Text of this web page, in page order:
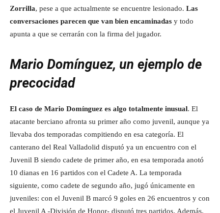
Zorrilla, pese a que actualmente se encuentre lesionado. Las
conversaciones parecen que van bien encaminadas y todo
apunta a que se cerrarán con la firma del jugador.
Mario Domínguez, un ejemplo de
precocidad
El caso de Mario Domínguez es algo totalmente inusual. El
atacante berciano afronta su primer año como juvenil, aunque ya
llevaba dos temporadas compitiendo en esa categoría. El
canterano del Real Valladolid disputó ya un encuentro con el
Juvenil B siendo cadete de primer año, en esa temporada anotó
10 dianas en 16 partidos con el Cadete A. La temporada
siguiente, como cadete de segundo año, jugó únicamente en
juveniles: con el Juvenil B marcó 9 goles en 26 encuentros y con
el Juvenil A -División de Honor- disputó tres partidos. Además,